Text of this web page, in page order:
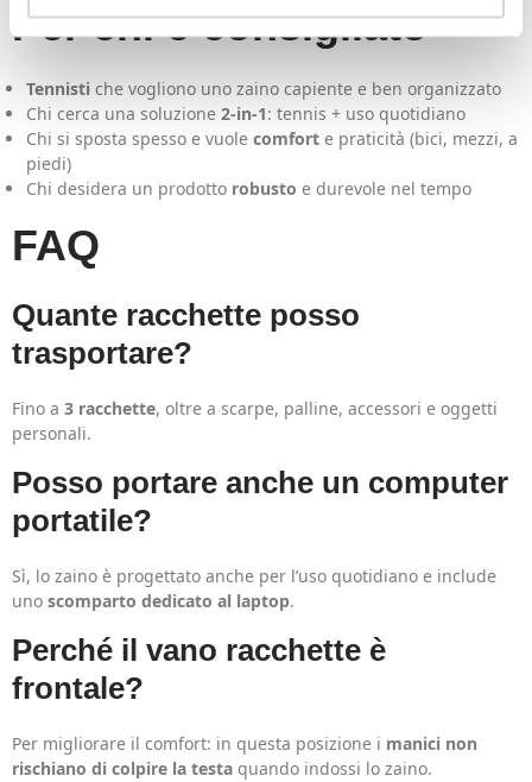
Per chi è consigliato
Tennisti che vogliono uno zaino capiente e ben organizzato
Chi cerca una soluzione 2-in-1: tennis + uso quotidiano
Chi si sposta spesso e vuole comfort e praticità (bici, mezzi, a
piedi)
Chi desidera un prodotto robusto e durevole nel tempo
FAQ
Quante racchette posso
trasportare?
Fino a 3 racchette, oltre a scarpe, palline, accessori e oggetti
personali.
Posso portare anche un computer
portatile?
Sì, lo zaino è progettato anche per l’uso quotidiano e include
uno scomparto dedicato al laptop.
Perché il vano racchette è
frontale?
Per migliorare il comfort: in questa posizione i manici non
rischiano di colpire la testa quando indossi lo zaino.